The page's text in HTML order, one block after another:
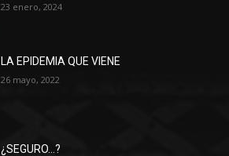
23 enero, 2024
LA EPIDEMIA QUE VIENE
26 mayo, 2022
¿SEGURO…?